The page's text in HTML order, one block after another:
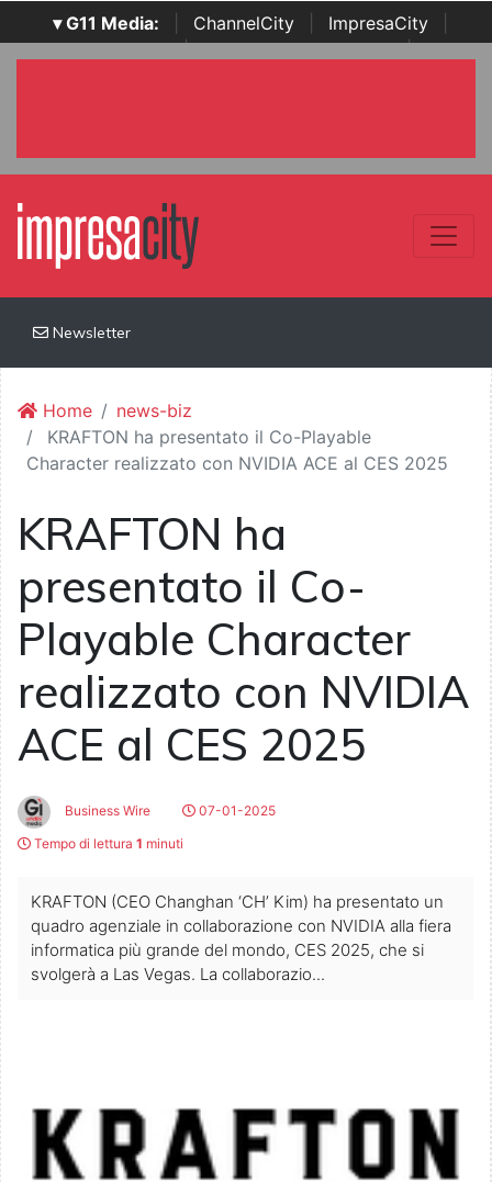
▾ G11 Media: ChannelCity ImpresaCity
SecurityOpenLab | Italian Channel Awards | Italian
Newsletter
Home
news-biz
KRAFTON ha presentato il Co-Playable
Character realizzato con NVIDIA ACE al CES 2025
KRAFTON ha
presentato il Co-
Playable Character
realizzato con NVIDIA
ACE al CES 2025
Business Wire
07-01-2025
Tempo di lettura 1 minuti
KRAFTON (CEO Changhan ‘CH’ Kim) ha presentato un
quadro agenziale in collaborazione con NVIDIA alla fiera
informatica più grande del mondo, CES 2025, che si
svolgerà a Las Vegas. La collaborazio...